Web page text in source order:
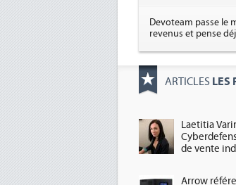
Devoteam passe le
revenus et pense
ARTICLES LES
Laetitia
de vente
Arrow